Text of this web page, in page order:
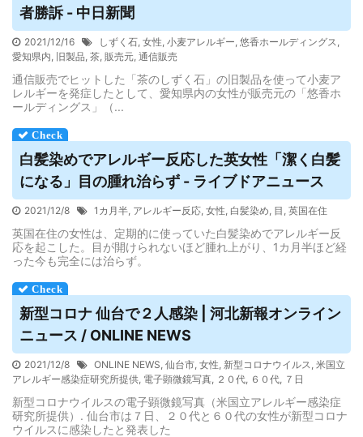
者勝訴 - 中日新聞
2021/12/16 しずく石, 女性, 小麦アレルギー, 悠香ホールディングス,
愛知県内, 旧製品, 茶, 販売元, 通信販売
通信販売でヒットした「茶のしずく石」の旧製品を使って小麦ア
レルギーを発症したとして、愛知県内の女性が販売元の「悠香ホ
ールディングス」（...
白髪染めでアレルギー反応した英女性「潔く白髪
になる」目の腫れ治らず - ライブドアニュース
2021/12/8 1カ月半, アレルギー反応, 女性, 白髪染め, 目 , 英国在住
英国在住の女性は、定期的に使っていた白髪染めでアレルギー反
応を起こした。目が開けられないほど腫れ上がり、1カ月半ほど経
った今も完全には治らず。
新型コロナ 仙台で２人感染 | 河北新報オンライン
ニュース / ONLINE NEWS
2021/12/8 ONLINE NEWS, 仙台市, 女性, 新型コロナウイルス, 米国立
アレルギー感染症研究所提供, 電子顕微鏡写真, ２０代, ６０代, ７日
新型コロナウイルスの電子顕微鏡写真（米国立アレルギー感染症
研究所提供）. 仙台市は７日、２０代と６０代の女性が新型コロナ
ウイルスに感染したと発表した